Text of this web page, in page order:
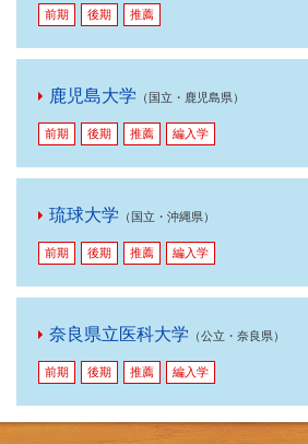
前期 後期 推薦
鹿児島大学 （国立・鹿児島県）
前期 後期 推薦 編入学
琉球大学 （国立・沖縄県）
前期 後期 推薦 編入学
奈良県立医科大学 （公立・奈良県）
前期 後期 推薦 編入学